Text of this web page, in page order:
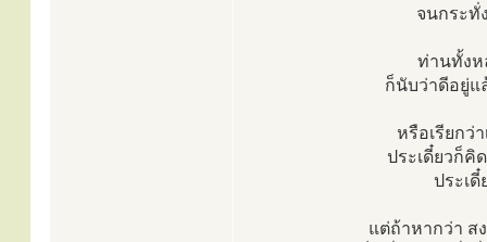
จนกระทั่
ท่านทั้งห
ก็นับว่าดีอยู่แ
หรือเรียกว่
ประเดี๋ยวก็คิ
ประเ
แต่ถ้าหากว่า ส